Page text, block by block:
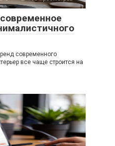
современного
все чаще строится на